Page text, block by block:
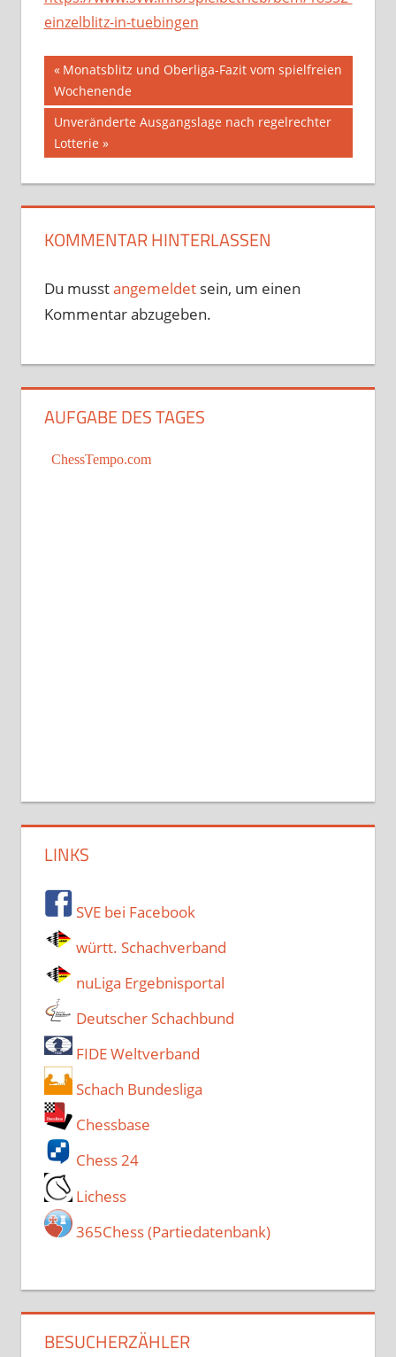
einzelblitz-in-tuebingen
Beitragsnavigation
Vorheriger
Beitrag:
Monatsblitz und Oberliga-Fazit vom spielfreien
Wochenende
Nächster
Beitrag:
Unveränderte Ausgangslage nach regelrechter
Lotterie
KOMMENTAR HINTERLASSEN
Du musstangemeldetsein, um einen
Kommentar abzugeben.
AUFGABE DES TAGES
LINKS
SVE bei Facebook
württ. Schachverband
nuLiga Ergebnisportal
Deutscher Schachbund
FIDE Weltverband
Schach Bundesliga
Chessbase
Chess 24
Lichess
365Chess (Partiedatenbank)
BESUCHERZÄHLER